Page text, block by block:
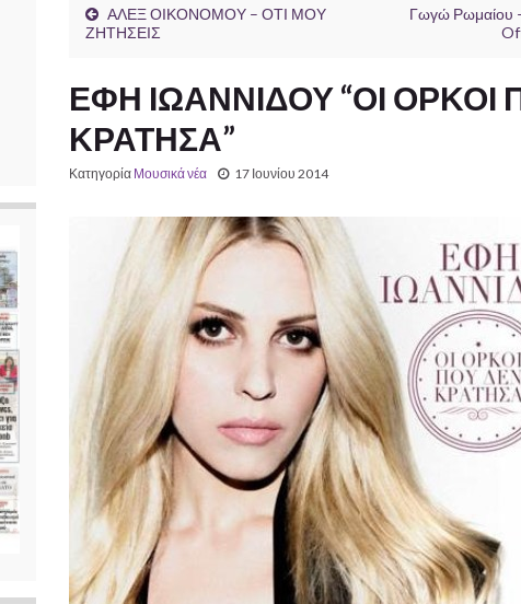
ΑΛΕΞ ΟΙΚΟΝΟΜΟΥ – ΟΤΙ ΜΟΥ
ΖΗΤΗΣΕΙΣ
Γωγώ Ρωμαίου
ΕΦΗ ΙΩΑΝΝΙΔΟΥ “ΟΙ ΟΡΚΟΙ
ΚΡΑΤΗΣΑ”
Κατηγορία Μουσικά νέα 17 Ιουνίου 2014